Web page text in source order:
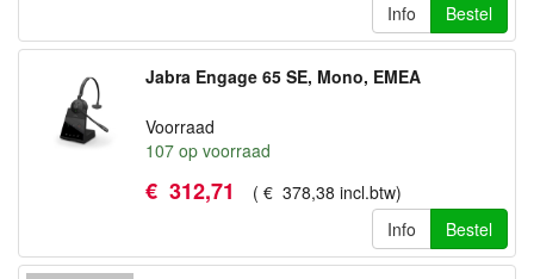
Info
Bestel
Jabra Engage 65 SE, Mono, EMEA
Voorraad
107 op voorraad
€ 312,71 ( € 378,38 incl.btw)
Info
Bestel